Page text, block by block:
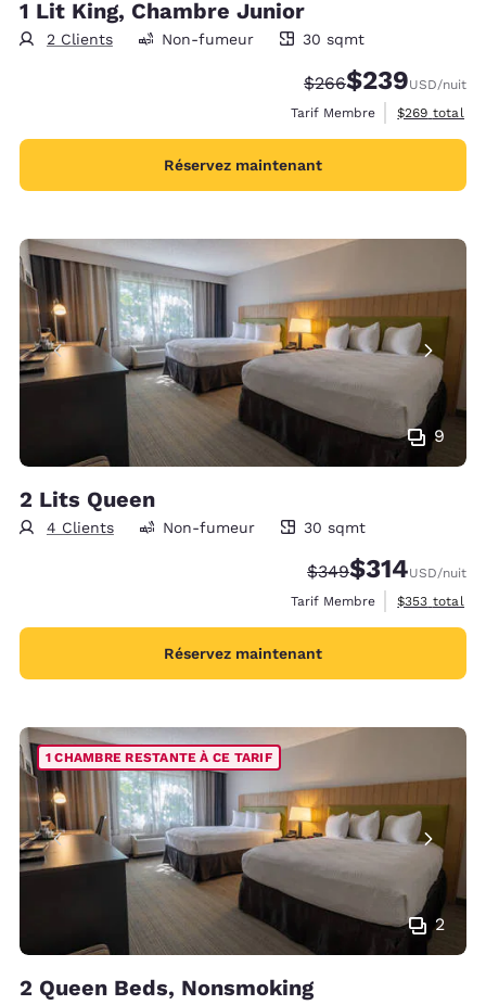
1 Lit King, Chambre Junior
2 Clients
30 mètres carrés
Non-fumeur 30 sqmt
Tarif barré :
$266Tarif réduit :
$239USD/nuit
Tarif Membre
Afficher les
$269 total
Réservez maintenant
9
2 Lits Queen
4 Clients
30 mètres carrés
Non-fumeur 30 sqmt
Tarif barré :
$349Tarif réduit :
$314USD/nuit
Tarif Membre
Afficher les
$353 total
Réservez maintenant
2
1 CHAMBRE RESTANTE À CE TARIF
2 Queen Beds, Nonsmoking